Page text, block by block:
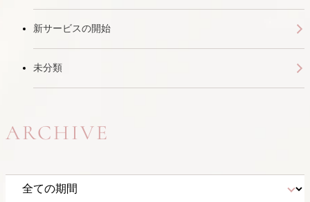
新サービスの開始
未分類
ARCHIVE